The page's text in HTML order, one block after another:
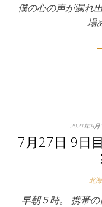
僕の心の声が漏れ
場
2021年8月
7月27日 9
北
早朝５時。 携帯